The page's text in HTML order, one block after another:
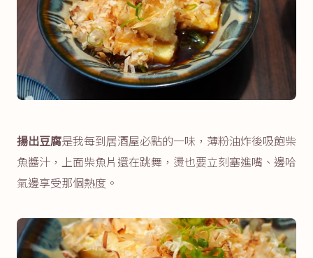
揚出豆腐是我每到居酒屋必點的一味，薄粉油炸後吸飽柴
魚醬汁，上面柴魚片還在跳舞，燙也要立刻塞進嘴、邊哈
氣邊享受那個熱度。